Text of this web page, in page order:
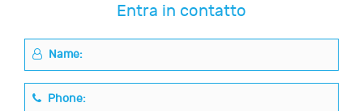
Entra in contatto
Name:
Phone: